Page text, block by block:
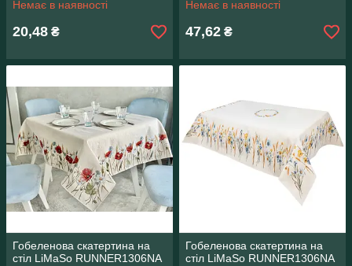
Немає в наявності
20,48 ₴
Немає в наявності
47,62 ₴
Гобеленова скатертина на
стіл LiMaSo RUNNER1306NA
Гобеленова скатертина на
стіл LiMaSo RUNNER1306NA